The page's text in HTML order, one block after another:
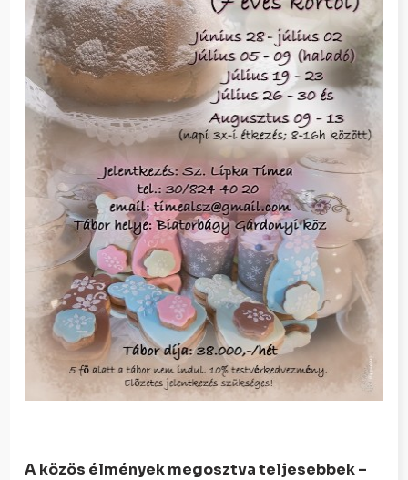
A közös élmények megosztva teljesebbek –